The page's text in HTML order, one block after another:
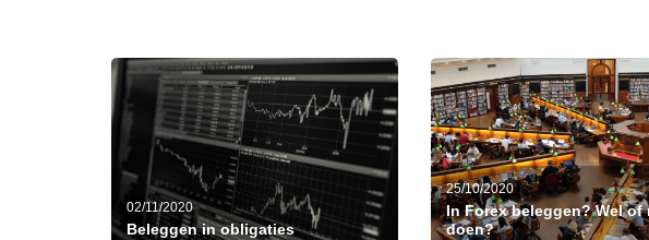
02/11/2020
Beleggen in obligaties
25/10/2020
In Forex beleggen? Wel of
doen?